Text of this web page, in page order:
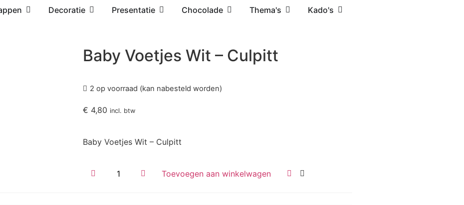
Decoratie Presentatie Chocolade Thema's Kado's
Baby Voetjes Wit – Culpitt
2 op voorraad (kan nabesteld worden)
€ 4,80 incl. btw
Baby Voetjes Wit – Culpitt
Toevoegen aan winkelwagen